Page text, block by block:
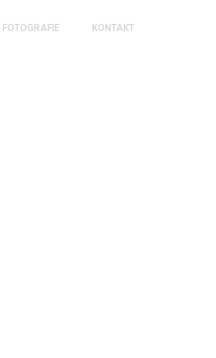
FOTOGRAFIE KONTAKT